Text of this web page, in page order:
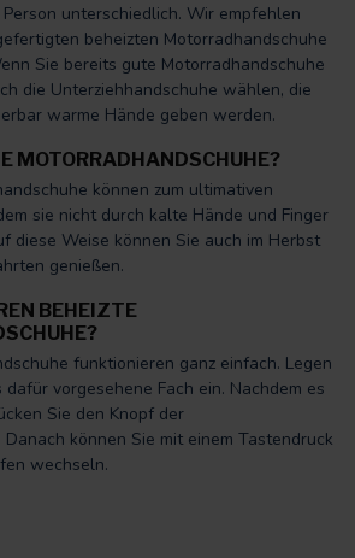
unterschiedlich. Wir empfehlen
beheizten Motorradhandschuhe
Sie bereits gute Motorradhandschuhe
die Unterziehhandschuhe wählen, die
warme Hände geben werden.
MOTORRADHANDSCHUHE?
können zum ultimativen
sie nicht durch kalte Hände und Finger
diese Weise können Sie auch im Herbst
genießen.
BEHEIZTE
funktionieren ganz einfach. Legen
vorgesehene Fach ein. Nachdem es
Sie den Knopf der
können Sie mit einem Tastendruck
wechseln.